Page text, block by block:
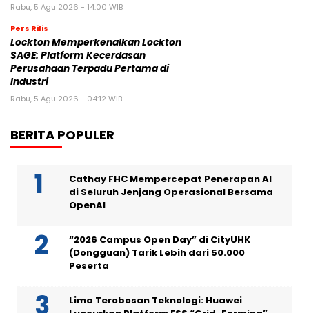
Rabu, 5 Agu 2026 - 14:00 WIB
Pers Rilis
Lockton Memperkenalkan Lockton
SAGE: Platform Kecerdasan
Perusahaan Terpadu Pertama di
Industri
Rabu, 5 Agu 2026 - 04:12 WIB
BERITA POPULER
Cathay FHC Mempercepat Penerapan AI
di Seluruh Jenjang Operasional Bersama
OpenAI
“2026 Campus Open Day” di CityUHK
(Dongguan) Tarik Lebih dari 50.000
Peserta
Lima Terobosan Teknologi: Huawei